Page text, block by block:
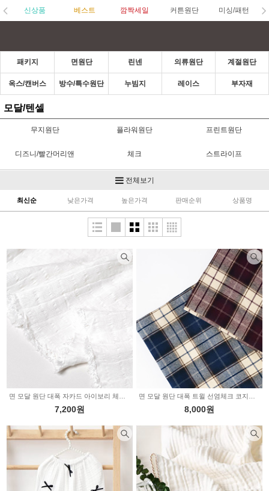
신상품 베스트 깜짝세일 커튼원단 미싱/패턴
패키지 면원단 린넨 의류원단 계절원단
옥스/캔버스 방수/특수원단 누빔지 레이스 부자재
모달/텐셀
무지원단 플라워원단 프린트원단
디즈니/빨간머리앤 체크 스트라이프
샤틴/도비
면혼방 퀼트(수입) 조각원단
전체보기
최신순 낮은가격 높은가격 판매순위 상품명
7,200원 8,000원